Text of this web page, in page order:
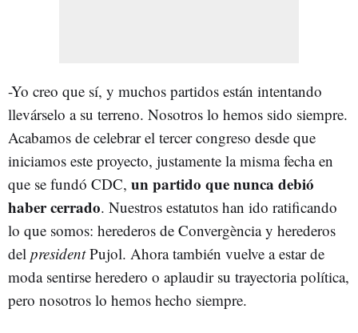
-Yo creo que sí, y muchos partidos están intentando
llevárselo a su terreno. Nosotros lo hemos sido siempre.
Acabamos de celebrar el tercer congreso desde que
iniciamos este proyecto, justamente la misma fecha en
que se fundó CDC, un partido que nunca debió
haber cerrado. Nuestros estatutos han ido ratificando
lo que somos: herederos de Convergència y herederos
del presidentPujol. Ahora también vuelve a estar de
moda sentirse heredero o aplaudir su trayectoria política,
pero nosotros lo hemos hecho siempre.